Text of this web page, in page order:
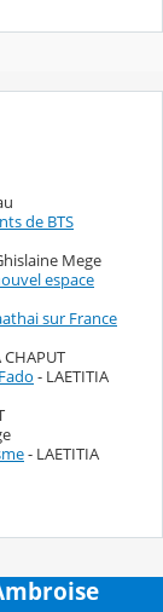
de BTS
Mege
espace
sur France
CHAPUT
- LAETITIA
- LAETITIA